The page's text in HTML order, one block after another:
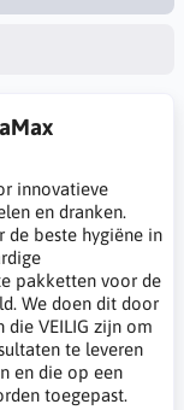
innovatieve
en dranken.
de beste hygiëne in
pakketten voor de
We doen dit door
VEILIG zijn om
te leveren
en die op een
toegepast.